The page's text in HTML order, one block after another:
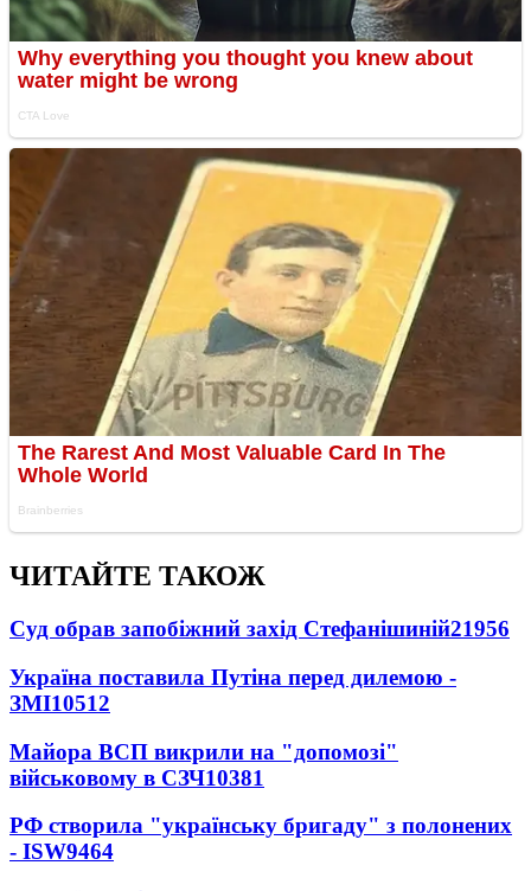
ЧИТАЙТЕ ТАКОЖ
Суд обрав запобіжний захід Стефанішиній21956
Україна поставила Путіна перед дилемою -
ЗМІ10512
Майора ВСП викрили на "допомозі"
військовому в СЗЧ10381
РФ створила "українську бригаду" з полонених
- ISW9464